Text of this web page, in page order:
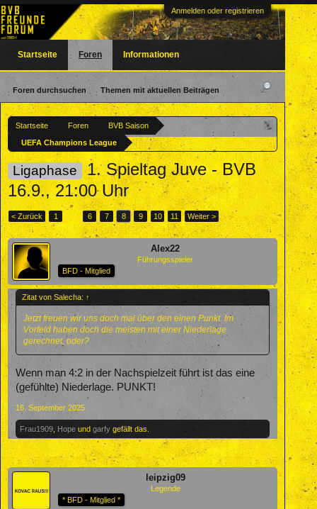
Anmelden oder registrieren
Startseite Foren
BVB Saison
UEFA Champions League
Ligaphase 1. Spieltag Juve - BVB
16.9., 21:00 Uhr
< Zurück 1 ← 6 7 8 9 10 11 Weiter >
Alex22
Führungsspieler
BFD - Mitglied
Zitat von Salecha: ↑
Jetzt freuen wir uns doch mal über den einen Punkt. Im
Vorfeld haben doch die meisten mit einer Niederlage
gerechnet, oder?
Wenn man 4:2 in der Nachspielzeit führt ist das eine
(gefühlte) Niederlage. PUNKT!
16. September 2025
Frau1909 Hope und garfy gefällt das.
leipzig09
Legende
* BFD - Mitglied *
Startseite Foren
Foren durchsuchen Themen mit aktuellen Beiträgen
Informationen